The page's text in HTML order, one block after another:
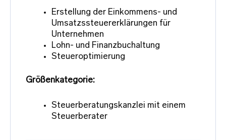
Erstellung der Einkommens- und
Umsatzssteuererklärungen für
Unternehmen
Lohn- und Finanzbuchaltung
Steueroptimierung
Größenkategorie:
Steuerberatungskanzlei mit einem
Steuerberater